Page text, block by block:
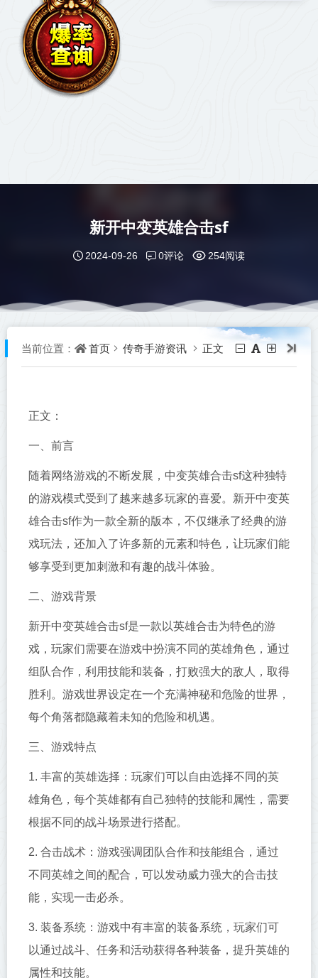
新开中变英雄合击sf
2024-09-26 0评论 254阅读
当前位置： 首页 传奇手游资讯 正文
正文：
一、前言
随着网络游戏的不断发展，中变英雄合击sf这种独特
的游戏模式受到了越来越多玩家的喜爱。新开中变英
雄合击sf作为一款全新的版本，不仅继承了经典的游
戏玩法，还加入了许多新的元素和特色，让玩家们能
够享受到更加刺激和有趣的战斗体验。
二、游戏背景
新开中变英雄合击sf是一款以英雄合击为特色的游
戏，玩家们需要在游戏中扮演不同的英雄角色，通过
组队合作，利用技能和装备，打败强大的敌人，取得
胜利。游戏世界设定在一个充满神秘和危险的世界，
每个角落都隐藏着未知的危险和机遇。
三、游戏特点
1. 丰富的英雄选择：玩家们可以自由选择不同的英
雄角色，每个英雄都有自己独特的技能和属性，需要
根据不同的战斗场景进行搭配。
2. 合击战术：游戏强调团队合作和技能组合，通过
不同英雄之间的配合，可以发动威力强大的合击技
能，实现一击必杀。
3. 装备系统：游戏中有丰富的装备系统，玩家们可
以通过战斗、任务和活动获得各种装备，提升英雄的
属性和技能。